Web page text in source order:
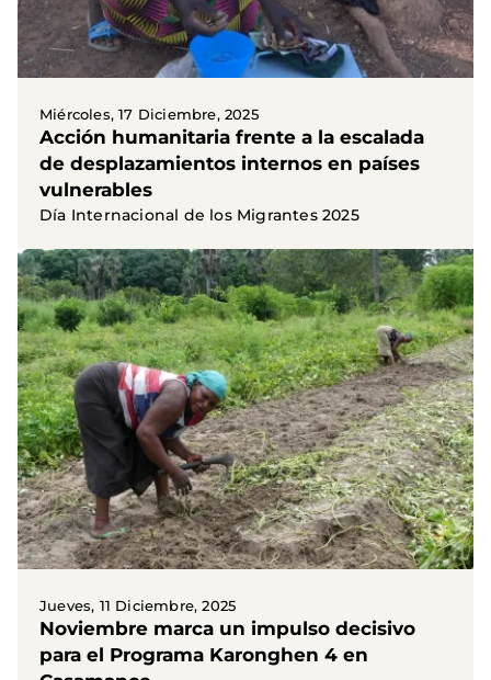
Miércoles, 17 Diciembre, 2025
Acción humanitaria frente a la escalada
de desplazamientos internos en países
vulnerables
Día Internacional de los Migrantes 2025
Jueves, 11 Diciembre, 2025
Noviembre marca un impulso decisivo
para el Programa Karonghen 4 en